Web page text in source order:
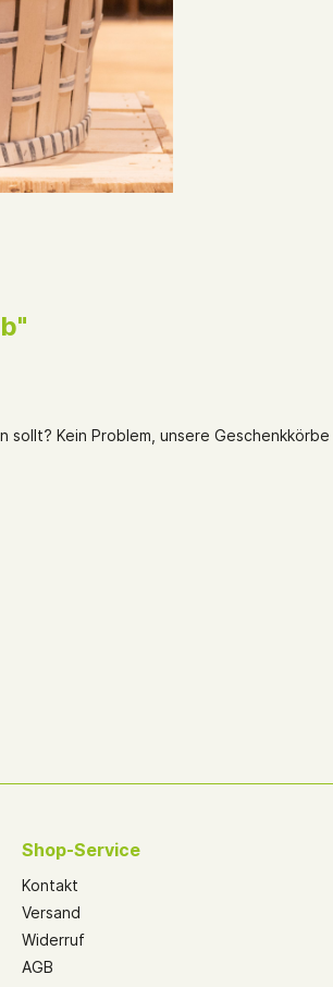
Kein Problem, unsere
Shop-Service
Kontakt
Versand
Widerruf
AGB